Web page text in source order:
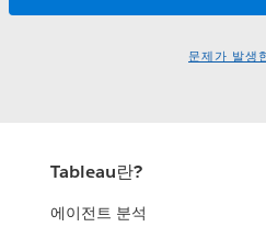
문제가 발생
Tableau란?
에이전트 분석